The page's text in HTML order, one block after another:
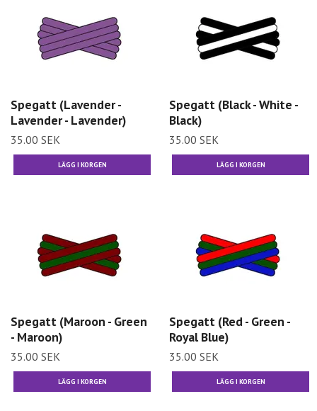
Spegatt (Lavender -
Lavender - Lavender)
35.00 SEK
Spegatt (Black - White -
Black)
35.00 SEK
Spegatt (Maroon - Green
- Maroon)
35.00 SEK
Spegatt (Red - Green -
Royal Blue)
35.00 SEK